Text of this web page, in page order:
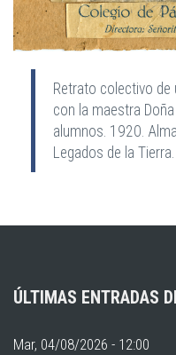
Retrato colectivo
con la maestra
alumnos. 1920.
Legados de la Tierra.
ÚLTIMAS ENTRADAS
Mar, 04/08/2026 - 12:00